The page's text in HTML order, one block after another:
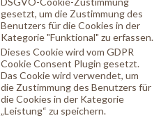
gesetzt, um die Zustimmung des
Benutzers für die Cookies in der
Kategorie "Funktional" zu erfassen.
Dieses Cookie wird vom GDPR
Cookie Consent Plugin gesetzt.
Das Cookie wird verwendet, um
die Zustimmung des Benutzers für
die Cookies in der Kategorie
„Leistung“ zu speichern.